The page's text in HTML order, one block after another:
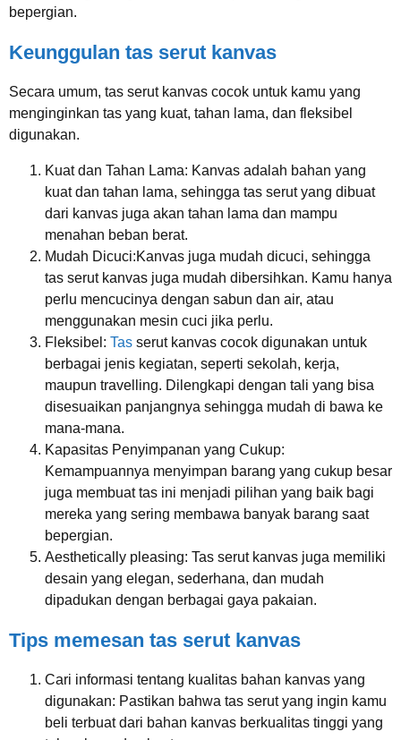
bepergian.
Keunggulan tas serut kanvas
Secara umum, tas serut kanvas cocok untuk kamu yang
menginginkan tas yang kuat, tahan lama, dan fleksibel
digunakan.
Kuat dan Tahan Lama: Kanvas adalah bahan yang
kuat dan tahan lama, sehingga tas serut yang dibuat
dari kanvas juga akan tahan lama dan mampu
menahan beban berat.
Mudah Dicuci:Kanvas juga mudah dicuci, sehingga
tas serut kanvas juga mudah dibersihkan. Kamu hanya
perlu mencucinya dengan sabun dan air, atau
menggunakan mesin cuci jika perlu.
Fleksibel: Tas serut kanvas cocok digunakan untuk
berbagai jenis kegiatan, seperti sekolah, kerja,
maupun travelling. Dilengkapi dengan tali yang bisa
disesuaikan panjangnya sehingga mudah di bawa ke
mana-mana.
Kapasitas Penyimpanan yang Cukup:
Kemampuannya menyimpan barang yang cukup besar
juga membuat tas ini menjadi pilihan yang baik bagi
mereka yang sering membawa banyak barang saat
bepergian.
Aesthetically pleasing: Tas serut kanvas juga memiliki
desain yang elegan, sederhana, dan mudah
dipadukan dengan berbagai gaya pakaian.
Tips memesan tas serut kanvas
Cari informasi tentang kualitas bahan kanvas yang
digunakan: Pastikan bahwa tas serut yang ingin kamu
beli terbuat dari bahan kanvas berkualitas tinggi yang